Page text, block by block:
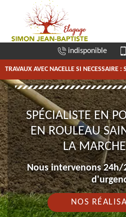
indisponible
TRAVAUX AVEC NACELLE SI NECESSAIRE :
SPÉCIALISTE EN
EN ROULEAU
LA
Nous intervenons 24h/
NOS